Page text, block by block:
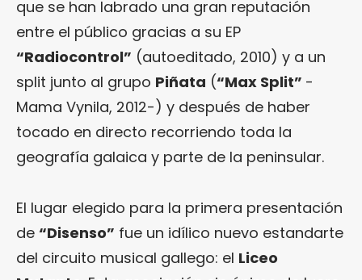
que se han labrado una gran reputación
entre el público gracias a su EP
“Radiocontrol” (autoeditado, 2010) y a un
split junto al grupo Piñata (“Max Split” -
Mama Vynila, 2012-) y después de haber
tocado en directo recorriendo toda la
geografía galaica y parte de la peninsular.
El lugar elegido para la primera presentación
de “Disenso” fue un idílico nuevo estandarte
del circuito musical gallego: el Liceo